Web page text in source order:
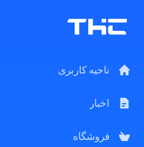
ناحیه کاربری
اخبار
فروشگاه